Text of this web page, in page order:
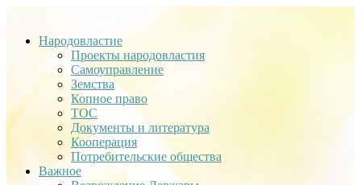
Народовластие
Проекты народовластия
Самоуправление
Земства
Копное право
ТОС
Документы и литература
Кооперация
Потребительские общества
Важное